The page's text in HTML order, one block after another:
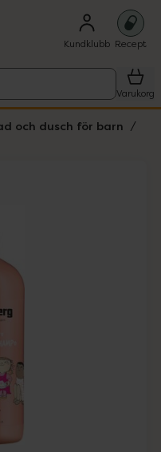
Kundklubb Recept
Varukorg
och dusch för barn